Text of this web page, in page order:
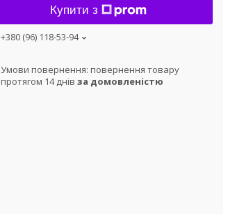
Купити з
+380 (96) 118-53-94
повернення товару
протягом 14 днів за домовленістю